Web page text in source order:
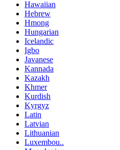
Hawaiian
Hebrew
Hmong
Hungarian
Icelandic
Igbo
Javanese
Kannada
Kazakh
Khmer
Kurdish
Kyrgyz
Latin
Latvian
Lithuanian
Luxembou..